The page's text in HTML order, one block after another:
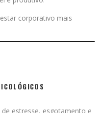
corporativo mais
estresse, esgotamento e